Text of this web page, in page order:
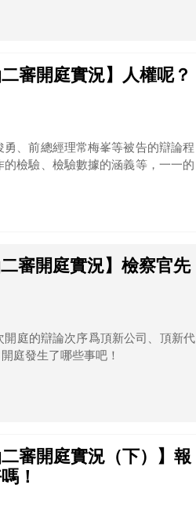
審開庭實況】人權呢？
、前總經理常梅峯等被告的辯論程
檢驗、檢驗數據的涵義等，一一的
審開庭實況】檢察官先
庭的辯論次序爲頂新公司、頂新代
庭發生了哪些事吧！
審開庭實況（下）】報
！